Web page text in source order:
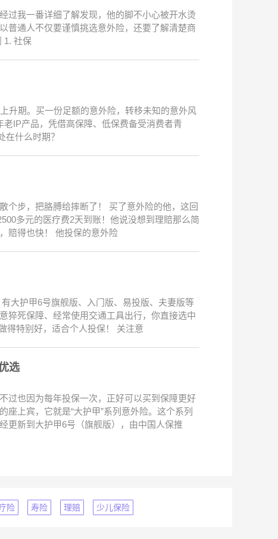
过我一番详细了解发现，他的脚不小心被开水烫
普通人不仅要谨慎挑选意外险，还要了解清楚商
1. 社保
升期。买一份足额的意外险，转移未知的意外风
IP产品，凭借高保障、低保费备受消费者青
什么时期？
个步，把胳膊给摔断了！ 买了意外险的他，这回
多元的医疗费2天到账！他说没想到理赔那么简
赔得也快！ 他投保的意外险
大护甲6号旗舰版、入门版、易投版、夫妻版等
猝死保障、经常使用交通工具出行，你直接选中
得特别好，适合个人投保！ 关注意
选
过也因为每年投保一次，正好可以买到保障更好
上宾，它就是“大护甲”系列意外险。这个系列
更新到大护甲6号（旗舰版），由中国人保推
险 寿险 理赔 少儿保险